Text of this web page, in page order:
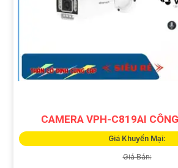
CAMERA VPH-C819AI
Giá Khuyến Mại:
Giá Bán: